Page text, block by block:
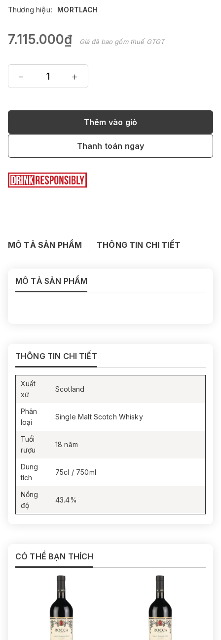
Thương hiệu: MORTLACH
7.115.000₫ Giá đã bao gồm thuế GTGT
- +
Thêm vào giỏ
Thanh toán ngay
MÔ TẢ SẢN PHẨM THÔNG TIN CHI TIẾT
MÔ TẢ SẢN PHẨM
THÔNG TIN CHI TIẾT
Xuất
xứ
Scotland
Phân
loại
Single Malt Scotch Whisky
Tuổi
rượu
18 năm
Dung
tích
75cl / 750ml
Nồng
độ
43.4%
CÓ THỂ BẠN THÍCH